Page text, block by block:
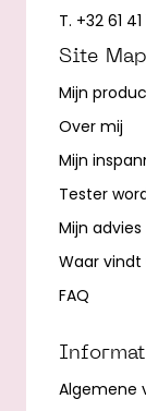
T. +32 61 41
Site Map
Mijn
Over mij
Mijn
Tester
Mijn advies
Waar vindt
FAQ
Algemene